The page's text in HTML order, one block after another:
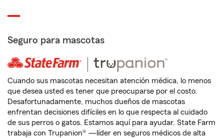
Seguro para mascotas
Cuando sus mascotas necesitan atención médica, lo menos
que desea usted es tener que preocuparse por el costo.
Desafortunadamente, muchos dueños de mascotas
enfrentan decisiones difíciles en lo que respecta al cuidado
de sus perros o gatos. Estamos aquí para ayudar. State Farm
trabaja con Trupanion® —líder en seguros médicos de alta